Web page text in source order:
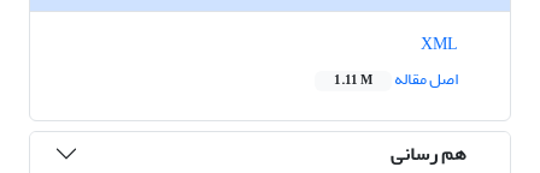
اصل مقاله
1.11 M
هم رسانی